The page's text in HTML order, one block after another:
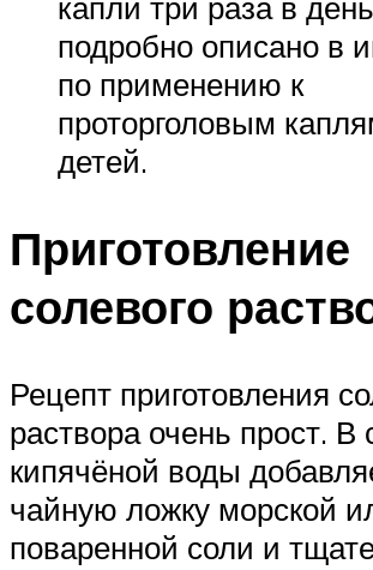
подробно описано в
по применению к
проторголовым
детей.
Приготовление
солевого
Рецепт приготовления
раствора очень прост. В
кипячёной воды
чайную ложку морской
поваренной соли и